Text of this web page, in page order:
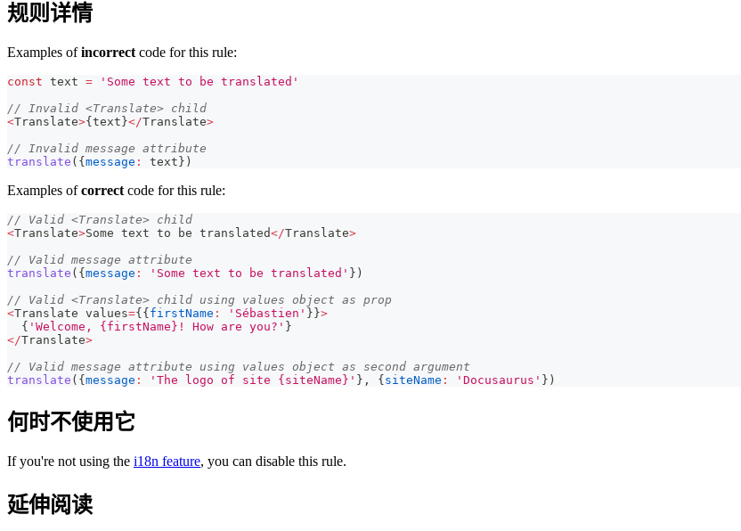
规则详情
Examples ofincorrect code for this rule:
const text =
'Some text to be translated'
// Invalid <Translate> child
<Translate>{ text }</Translate>
// Invalid message attribute
translate ( { message : text } )
Examples ofcorrect code for this rule:
// Valid <Translate> child
<Translate>Some text to be translated</Translate>
// Valid message attribute
translate ( { message : 'Some text to be translated' } )
// Valid <Translate> child using values object as prop
<Translate values={ { firstName : 'Sébastien' } }>
{ 'Welcome, {firstName}! How are you?' }
</Translate>
// Valid message attribute using values object as second argument
translate ( { message : 'The logo of site {siteName}' } , { siteName : 'Docusaurus' } )
何时不使用它
If you're not using the i18n feature, you can disable this rule.
延伸阅读